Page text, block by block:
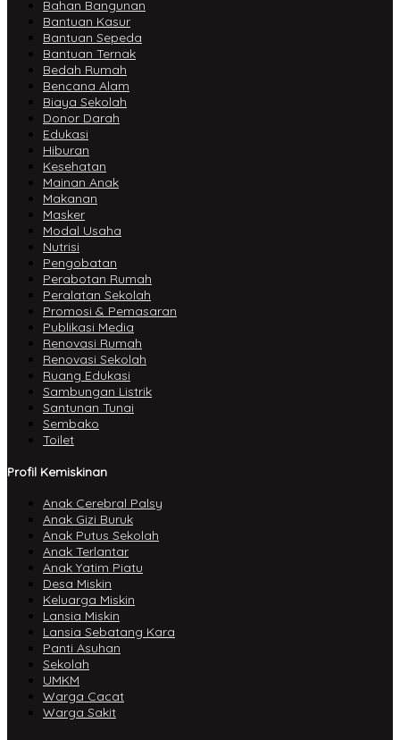
Bahan Bangunan
Bantuan Kasur
Bantuan Sepeda
Bantuan Ternak
Bedah Rumah
Bencana Alam
Biaya Sekolah
Donor Darah
Edukasi
Hiburan
Kesehatan
Mainan Anak
Makanan
Masker
Modal Usaha
Nutrisi
Pengobatan
Perabotan Rumah
Peralatan Sekolah
Promosi & Pemasaran
Publikasi Media
Renovasi Rumah
Renovasi Sekolah
Ruang Edukasi
Sambungan Listrik
Santunan Tunai
Sembako
Toilet
Profil Kemiskinan
Anak Cerebral Palsy
Anak Gizi Buruk
Anak Putus Sekolah
Anak Terlantar
Anak Yatim Piatu
Desa Miskin
Keluarga Miskin
Lansia Miskin
Lansia Sebatang Kara
Panti Asuhan
Sekolah
UMKM
Warga Cacat
Warga Sakit